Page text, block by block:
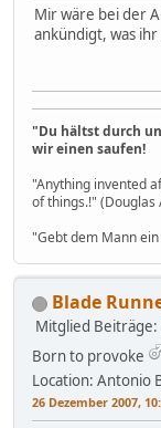
Mir wäre bei der
ankündigt, was
"Du hältst durch
wir einen saufen!
"Anything invented
of things.!" (Douglas
"Gebt dem Mann
Blade
Mitglied Beiträge:
Born to provoke
Location: Antonio
26 Dezember 2007,